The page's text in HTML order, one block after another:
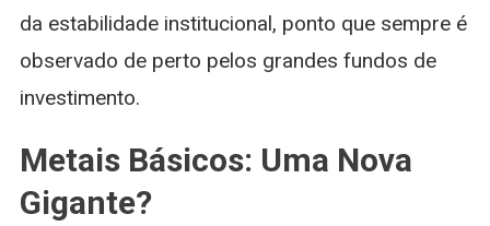
da estabilidade institucional, ponto que sempre é
observado de perto pelos grandes fundos de
investimento.
Metais Básicos: Uma Nova
Gigante?